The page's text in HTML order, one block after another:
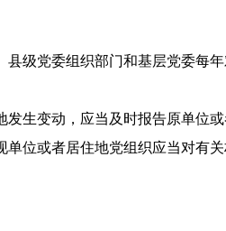
级党委组织部门和基层党委每
生变动，应当及时报告原单位
位或者居住地党组织应当对有